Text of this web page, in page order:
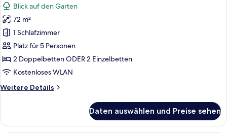
für
Special
Offer
-
Two
Units
Deluxe
Twin
Blick auf den Garten
72 m²
1 Schlafzimmer
Platz für 5 Personen
2 Doppelbetten ODER 2 Einzelbetten
Kostenloses WLAN
Weitere Details
Weitere
Offer
Daten auswählen und Preise sehen